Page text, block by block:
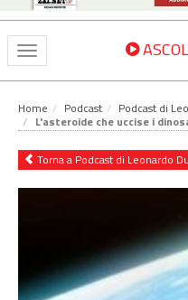
Toggle
navigation
Home Podcast Podcast di
L'asteroide che uccise i
Torna a Podcast di Leonardo